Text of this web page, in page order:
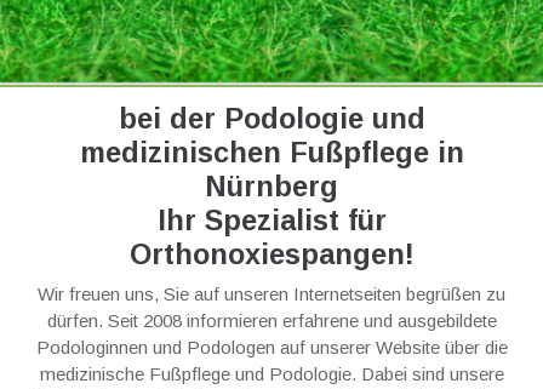
bei der Podologie und
medizinischen Fußpflege in
Nürnberg
Ihr Spezialist für
Orthonoxiespangen!
Wir freuen uns, Sie auf unseren Internetseiten begrüßen zu
dürfen. Seit 2008 informieren erfahrene und ausgebildete
Podologinnen und Podologen auf unserer Website über die
medizinische Fußpflege und Podologie. Dabei sind unsere